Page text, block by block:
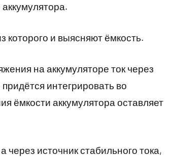
и выясняют ёмкость.
на аккумуляторе ток через
интегрировать во
ёмкости аккумулятора оставляет
через источник стабильного тока,